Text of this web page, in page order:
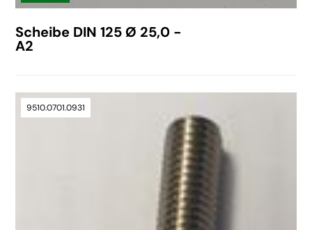
Scheibe DIN 125 Ø 25,0 -
A2
9510.0701.0931